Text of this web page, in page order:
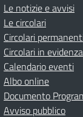
Le notizie e avvisi
Le circolari
Circolari
Circolari in evidenza
Calendario eventi
Albo online
Documento
Avviso pubblico